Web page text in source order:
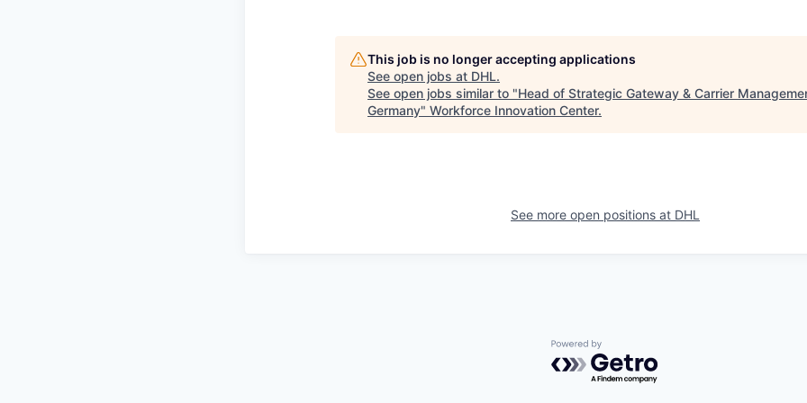
This job is no longer accepting applications
See open jobs at DHL.
See open jobs similar to "Head of Strategic Gateway & Carrier
Germany" Workforce Innovation Center.
See more open positions at DHL
Powered by Getro.com